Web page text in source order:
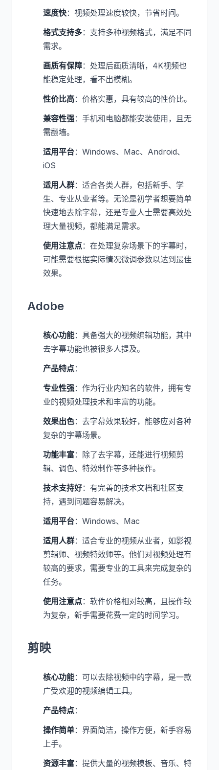
速度快：视频处理速度较快，节省时间。
格式支持多：支持多种视频格式，满足不同
需求。
画质有保障：处理后画质清晰，4K视频也
能稳定处理，看不出模糊。
性价比高：价格实惠，具有较高的性价比。
兼容性强：手机和电脑都能安装使用，且无
需翻墙。
适用平台：Windows、Mac、Android、
iOS
适用人群：适合各类人群，包括新手、学
生、专业从业者等。无论是初学者想要简单
快速地去除字幕，还是专业人士需要高效处
理大量视频，都能满足需求。
使用注意点：在处理复杂场景下的字幕时，
可能需要根据实际情况微调参数以达到最佳
效果。
Adobe
核心功能：具备强大的视频编辑功能，其中
去字幕功能也被很多人提及。
产品特点：
专业性强：作为行业内知名的软件，拥有专
业的视频处理技术和丰富的功能。
效果出色：去字幕效果较好，能够应对各种
复杂的字幕场景。
功能丰富：除了去字幕，还能进行视频剪
辑、调色、特效制作等多种操作。
技术支持好：有完善的技术文档和社区支
持，遇到问题容易解决。
适用平台：Windows、Mac
适用人群：适合专业的视频从业者，如影视
剪辑师、视频特效师等。他们对视频处理有
较高的要求，需要专业的工具来完成复杂的
任务。
使用注意点：软件价格相对较高，且操作较
为复杂，新手需要花费一定的时间学习。
剪映
核心功能：可以去除视频中的字幕，是一款
广受欢迎的视频编辑工具。
产品特点：
操作简单：界面简洁，操作方便，新手容易
上手。
资源丰富：提供大量的视频模板、音乐、特